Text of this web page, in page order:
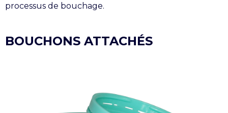
processus de bouchage.
BOUCHONS ATTACHÉS